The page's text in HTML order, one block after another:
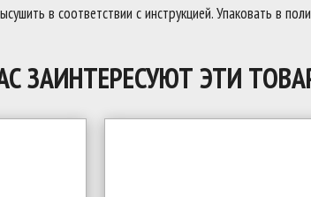
в соответствии с инструкцией. Упаковать в
ЗАИНТЕРЕСУЮТ ЭТИ